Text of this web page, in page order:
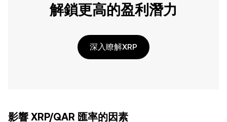
解鎖更高的盈利潛力
深入瞭解XRP
影響 XRP/QAR 匯率的因素